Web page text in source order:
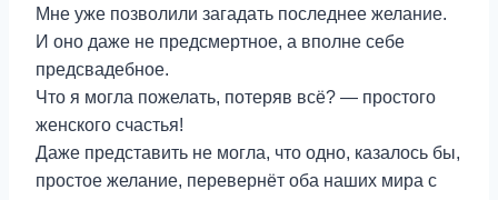
Мне уже позволили загадать последнее желание.
И оно даже не предсмертное, а вполне себе
предсвадебное.
Что я могла пожелать, потеряв всё? — простого
женского счастья!
Даже представить не могла, что одно, казалось бы,
простое желание, перевернёт оба наших мира с